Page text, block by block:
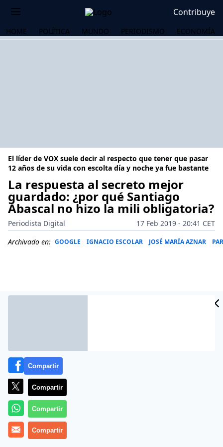
Contribuye
HOME POLÍTICA MUNDO PERIODISMO ECONOMÍA
El líder de VOX suele decir al respecto que tener que pasar
12 años de su vida con escolta día y noche ya fue bastante
La respuesta al secreto mejor
guardado: ¿por qué Santiago
Abascal no hizo la mili obligatoria?
Periodista Digital
17 Feb 2019 - 20:41 CET
Archivado en: GOOGLE IGNACIO ESCOLAR JOSÉ MARÍA AZNAR
Más información
Compartir
Compartir
Compartir
Compartir